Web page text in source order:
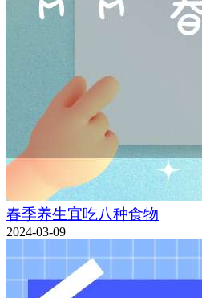
春季养生宜吃八种食物
2024-03-09